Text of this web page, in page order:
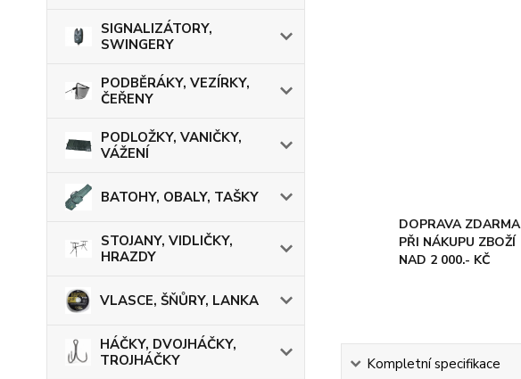
SIGNALIZÁTORY,
SWINGERY
PODBĚRÁKY, VEZÍRKY,
ČEŘENY
PODLOŽKY, VANIČKY,
VÁŽENÍ
BATOHY, OBALY, TAŠKY
STOJANY, VIDLIČKY,
HRAZDY
VLASCE, ŠŇŮRY, LANKA
HÁČKY, DVOJHÁČKY,
TROJHÁČKY
DOPRAVA ZDARMA
PŘI NÁKUPU ZBOŽÍ
NAD 2 000.- KČ
Kompletní specifikace